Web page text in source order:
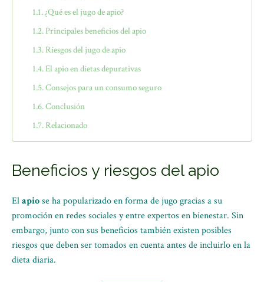
¿Qué es el jugo de apio?
Principales beneficios del apio
Riesgos del jugo de apio
El apio en dietas depurativas
Consejos para un consumo seguro
Conclusión
Relacionado
Beneficios y riesgos del apio
Elapiose ha popularizado en forma de jugo gracias a su
promoción en redes sociales y entre expertos en bienestar. Sin
embargo, junto con sus beneficios también existen posibles
riesgos que deben ser tomados en cuenta antes de incluirlo en la
dieta diaria.